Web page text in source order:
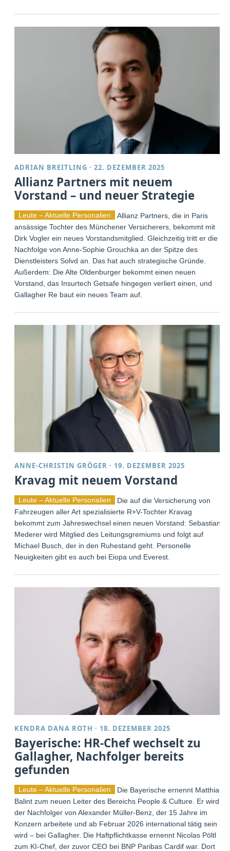
ADRIAN BREITLING ·22. DEZEMBER 2025
Allianz Partners mit neuem
Vorstand – und neuer Strategie
Leute – Aktuelle Personalien
Allianz Partners, die in Paris
ansässige Tochter des Münchener Versicherers, bekommt mit
Dirk Vogler ein neues Vorstandsmitglied. Gleichzeitig tritt er die
Nachfolge von Anne-Sophie Grouchka an der Spitze des
Dienstleisters Solvd an. Das hat auch strategische Gründe.
Außerdem: Die Alte Oldenburger bekommt einen neuen
Vorstand, das Insurtech Getsafe hingegen verliert einen, und
Gallagher Re baut ein neues Team auf.
ANNE-CHRISTIN GRÖGER · 19. DEZEMBER 2025
Kravag mit neuem Vorstand
Leute – Aktuelle Personalien
Die auf die Versicherung von
Fahrzeugen aller Art spezialisierte R+V-Tochter Kravag
bekommt zum Jahreswechsel einen neuen Vorstand: Sebastian
Mederer wird Mitglied des Leitungsgremiums und folgt auf
Michael Busch, der in den Ruhestand geht. Personelle
Neuigkeiten gibt es auch bei Eiopa und Everest.
KENDRA DANA ROTH · 18. DEZEMBER 2025
Bayerische: HR-Chef wechselt zu
Gallagher, Nachfolger bereits
gefunden
Leute – Aktuelle Personalien
Die Bayerische ernennt Matthias
Balint zum neuen Leiter des Bereichs People & Culture. Er wird
der Nachfolger von Alexander Müller-Benz, der 15 Jahre im
Konzern arbeitete und ab Februar 2026 international tätig sein
wird – bei Gallagher. Die Haftpflichtkasse ernennt Nicolas Pöltl
zum KI-Chef, der zuvor CEO bei BNP Paribas Cardif war. Dort